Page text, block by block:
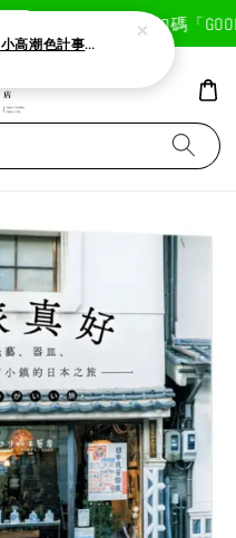
首次註冊輸入折扣碼「
好好閱讀T｜いくいく小高潮色計事務所X好好生活書店聯名款